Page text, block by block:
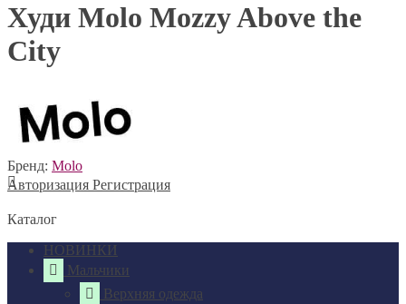
Худи Molo Mozzy Above the
City
Бренд: Molo
Авторизация Регистрация
Каталог
НОВИНКИ
Мальчики
Верхняя одежда